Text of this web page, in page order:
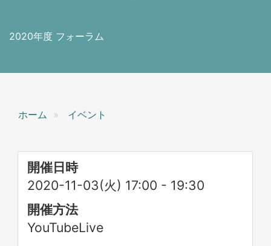
2020年度 フォーラム
ホーム イベント
開催日時
2020-11-03(火) 17:00 - 19:30
開催方法
YouTubeLive